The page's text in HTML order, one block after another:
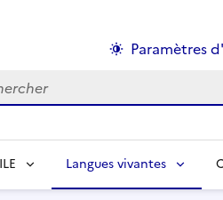
Paramètres
:
Langues vivantes